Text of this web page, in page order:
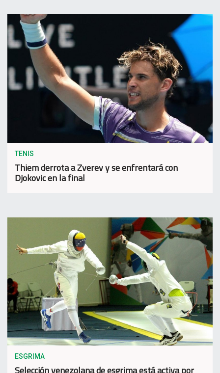
TENIS
Thiem derrota a Zverev y se enfrentará con
Djokovic en la final
ESGRIMA
Selección venezolana de esgrima está activa por